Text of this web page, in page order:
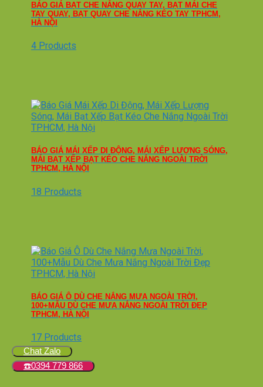
BÁO GIÁ BẠT CHE NẮNG QUAY TAY, BẠT MÁI CHE
TAY QUAY, BẠT QUAY CHE NẮNG KÉO TAY TPHCM,
HÀ NỘI
4 Products
BÁO GIÁ MÁI XẾP DI ĐỘNG, MÁI XẾP LƯỢNG SÓNG,
MÁI BẠT XẾP BẠT KÉO CHE NẮNG NGOÀI TRỜI
TPHCM, HÀ NỘI
18 Products
BÁO GIÁ Ô DÙ CHE NẮNG MƯA NGOÀI TRỜI,
100+MẪU DÙ CHE MƯA NẮNG NGOÀI TRỜI ĐẸP
TPHCM, HÀ NỘI
17 Products
Chat Zalo
☎️0394 779 866